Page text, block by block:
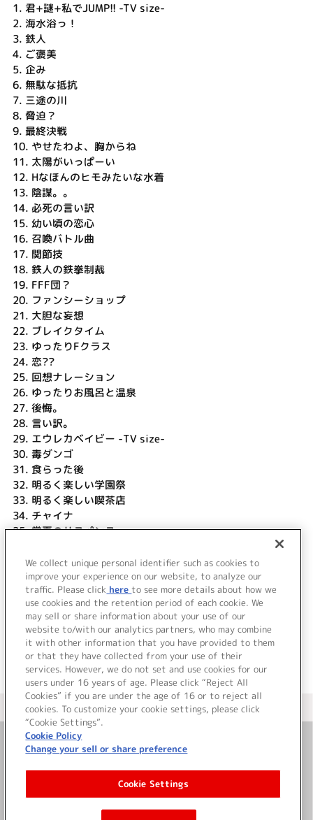
1. 君+謎+私でJUMP!! -TV size-
2. 海水浴っ！
3. 鉄人
4. ご褒美
5. 企み
6. 無駄な抵抗
7. 三途の川
8. 脅迫？
9. 最終決戦
10. やせたわよ、胸からね
11. 太陽がいっぱーい
12. Hなほんのヒモみたいな水着
13. 陰謀。。
14. 必死の言い訳
15. 幼い頃の恋心
16. 召喚バトル曲
17. 関節技
18. 鉄人の鉄拳制裁
19. FFF団？
20. ファンシーショップ
21. 大胆な妄想
22. ブレイクタイム
23. ゆったりFクラス
24. 恋??
25. 回想ナレーション
26. ゆったりお風呂と温泉
27. 後悔。
28. 言い訳。
29. エウレカベイビー -TV size-
30. 毒ダンゴ
31. 食らった後
32. 明るく楽しい学園祭
33. 明るく楽しい喫茶店
34. チャイナ
35.常夏のサスペンス
37.常夏のバトル
38. OVAバトル
＜ BACK
＜ カタログサイト トップページへ
お問い合わせ
サイト利用について
We collect unique personal identifier such as cookies to
improve your experience on our website, to analyze our
traffic. Please click here to see more details about how we
use cookies and the retention period of each cookie. We
may sell or share information about your use of our
website to/with our analytics partners, who may combine
it with other information that you have provided to them
or that they have collected from your use of their
services. However, we do not set and use cookies for our
users under 16 years of age. Please click “Reject All
Cookies” if you are under the age of 16 or to reject all
cookies. To customize your cookie settings, please click
“Cookie Settings”.
Cookie Policy
Change your sell or share preference
Cookie Settings